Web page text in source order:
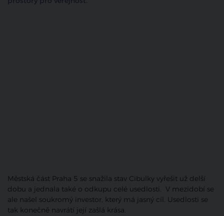
Městská část Praha 5 se snažila stav Cibulky vyřešit už delší
dobu a jednala také o odkupu celé usedlosti. V mezidobí se
ale našel soukromý investor, který má jasný cíl. Usedlosti se
tak konečně navrátí její zašlá krása.